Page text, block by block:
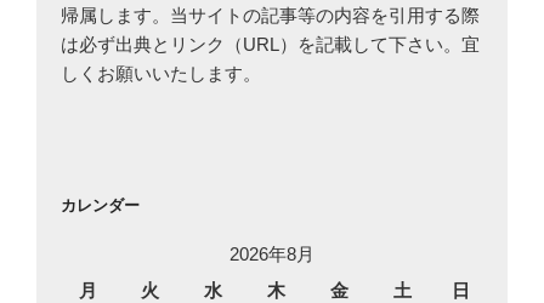
帰属します。当サイトの記事等の内容を引用する際
は必ず出典とリンク（URL）を記載して下さい。宜
しくお願いいたします。
カレンダー
2026年8月
月
火 水 木 金 土 日